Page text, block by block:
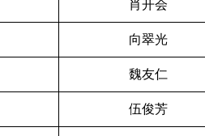
肖开会
向翠光
魏友仁
伍俊芳